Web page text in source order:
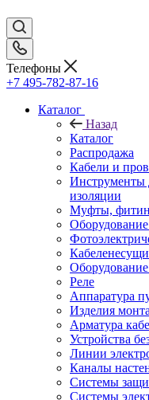
Телефоны
+7 495-782-87-16
Каталог
Назад
Каталог
Распродажа
Кабели и
Инструменты
изоляции
Муфты,
Реле
Аппаратура
Изделия
Арматура
Устройства
Линии
Каналы
Системы
Системы